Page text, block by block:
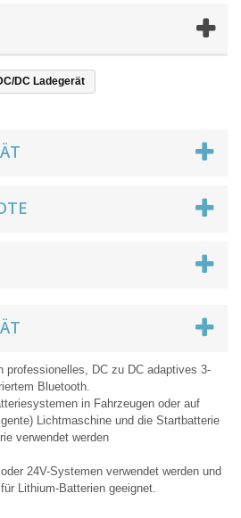
DC Ladegerät
professionelles, DC zu DC adaptives 3-
Bluetooth.
in Fahrzeugen oder auf
Lichtmaschine und die Startbatterie
verwendet werden
24V-Systemen verwendet werden und
Lithium-Batterien geeignet.